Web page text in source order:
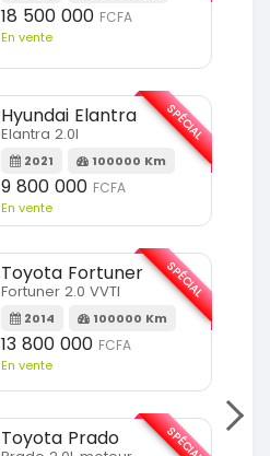
18 500 000 FCFA
En vente
Hyundai Elantra
Elantra 2.0l
2021 100000 Km
9 800 000 FCFA
En vente
SPÉCIAL
Toyota Fortuner
Fortuner 2.0 VVTI
2014 100000 Km
13 800 000 FCFA
En vente
SPÉCIAL
Toyota Prado SPÉCIAL